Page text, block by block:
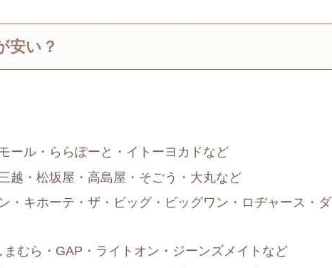
安い？
ール・ららぽーと・イトーヨカドなど
越・松坂屋・高島屋・そごう・大丸など
・キホーテ・ザ・ビッグ・ビッグワン・ロヂャース・ダ
むら・GAP・ライトオン・ジーンズメイトなど